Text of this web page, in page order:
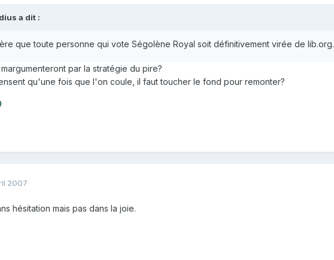
a dit :
que toute personne qui vote Ségolène Royal soit définitivement virée de lib.org.
par la stratégie du pire?
qu'une fois que l'on coule, il faut toucher le fond pour remonter?
2007
hésitation mais pas dans la joie.